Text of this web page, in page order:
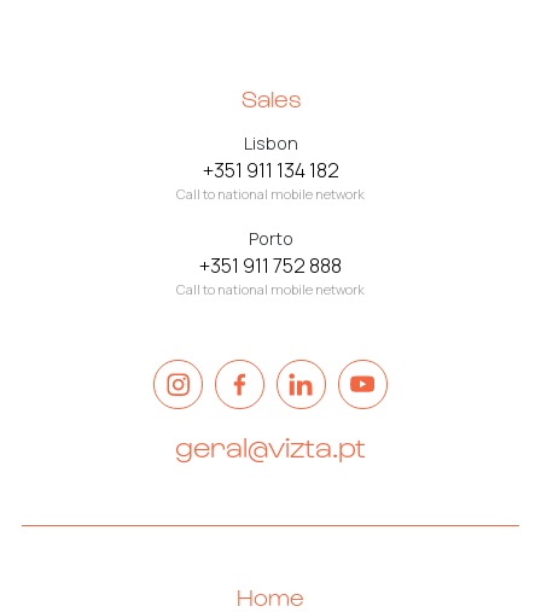
Sales
Lisbon
+351 911 134 182
Call to national mobile network
Porto
+351 911 752 888
Call to national mobile network
geral@vizta.pt
Home